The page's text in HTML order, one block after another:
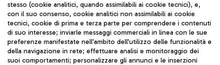
Fast Food
Treno
Raggiungi velocemente l'aeroporto di Fiumicino da Roma
tramite i servizi ferroviari Trenitalia.
TRAVEL JOURNAL
ITA
stesso (cookie analitici, quando assimilabili ai cookie tecnici), e,
con il suo consenso, cookie analitici non assimilabili ai cookie
tecnici, cookie di prima e terza parte per comprendere i contenuti
di suo interesse; inviarle messaggi commerciali in linea con le sue
preferenze manifestate nell'ambito dell'utilizzo delle funzionalità e
della navigazione in rete; effettuare analisi e monitoraggio dei
suoi comportamenti; personalizzare gli annunci e le inserzioni